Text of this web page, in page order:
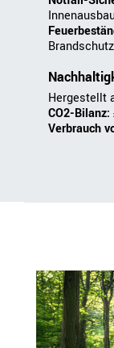
Hergestellt
CO2-Bilanz:
Verbrauch